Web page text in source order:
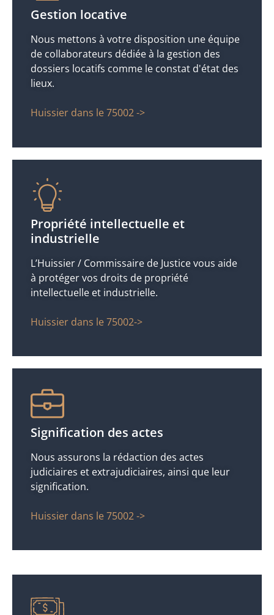
Gestion locative
Nous mettons à votre disposition une équipe
de collaborateurs dédiée à la gestion des
dossiers locatifs comme le constat d'état des
lieux.
Huissier dans le 75002 ->
Propriété intellectuelle et
industrielle
L’Huissier / Commissaire de Justice vous aide
à protéger vos droits de propriété
intellectuelle et industrielle.
Huissier dans le 75002->
Signification des actes
Nous assurons la rédaction des actes
judiciaires et extrajudiciaires, ainsi que leur
signification.
Huissier dans le 75002 ->